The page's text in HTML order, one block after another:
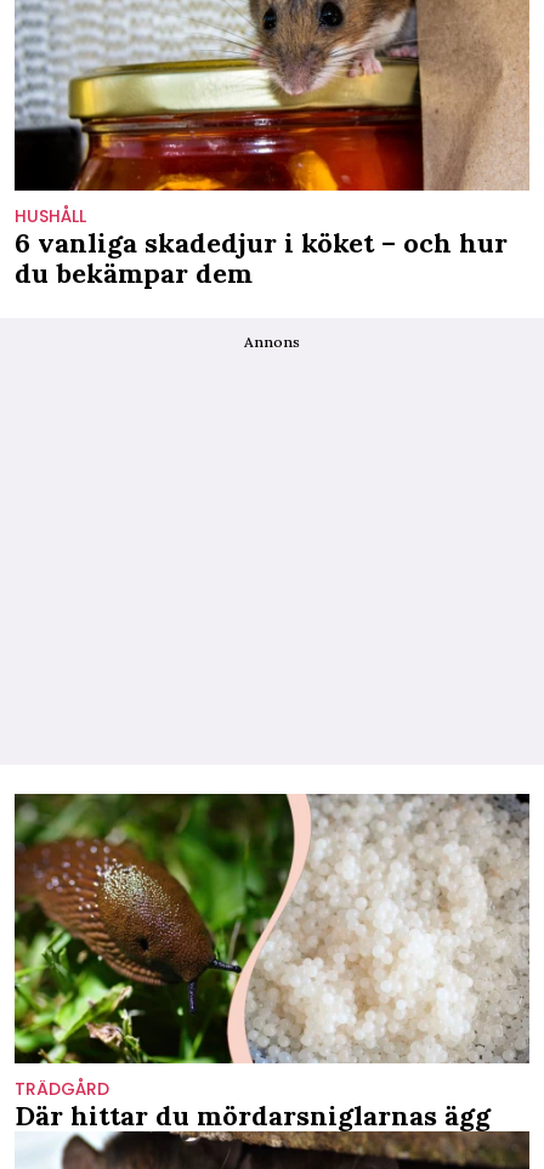
HUSHÅLL
6 vanliga skadedjur i köket – och hur
du bekämpar dem
Annons
TRÄDGÅRD
Där hittar du mördarsniglarnas ägg